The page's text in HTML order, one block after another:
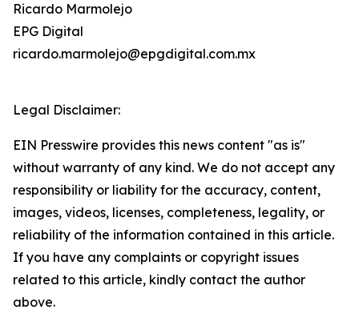
Ricardo Marmolejo
EPG Digital
ricardo.marmolejo@epgdigital.com.mx
Legal Disclaimer:
EIN Presswire provides this news content "as is"
without warranty of any kind. We do not accept any
responsibility or liability for the accuracy, content,
images, videos, licenses, completeness, legality, or
reliability of the information contained in this article.
If you have any complaints or copyright issues
related to this article, kindly contact the author
above.